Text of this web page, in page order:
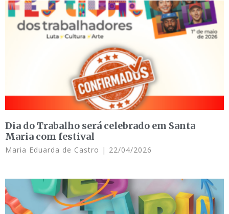
Dia do Trabalho será celebrado em Santa
Maria com festival
Maria Eduarda de Castro 22/04/2026